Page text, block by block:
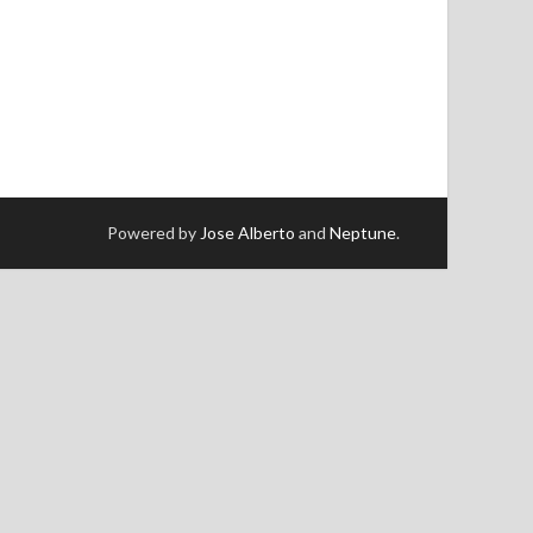
Powered by Jose Alberto and Neptune.